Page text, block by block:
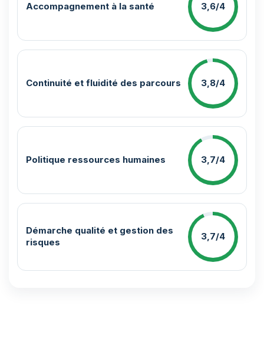
Accompagnement à la santé 3,6/4
Continuité et fluidité des parcours 3,8/4
Politique ressources humaines 3,7/4
Démarche qualité et gestion des
risques
3,7/4